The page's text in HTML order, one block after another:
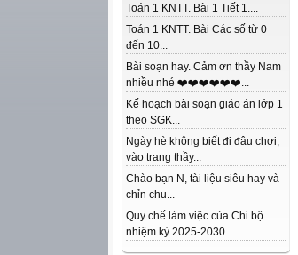
Toán 1 KNTT. Bài 1 Tiết 1....
Toán 1 KNTT. Bài Các số từ 0
đến 10...
Bài soạn hay. Cảm ơn thầy Nam
nhiều nhé ❤️❤️❤️❤️❤️❤️...
Kế hoạch bài soạn giáo án lớp 1
theo SGK...
Ngày hè không biết đi đâu chơi,
vào trang thầy...
Chào bạn N, tài liệu siêu hay và
chỉn chu...
Quy chế làm việc của Chi bộ
nhiệm kỳ 2025-2030...